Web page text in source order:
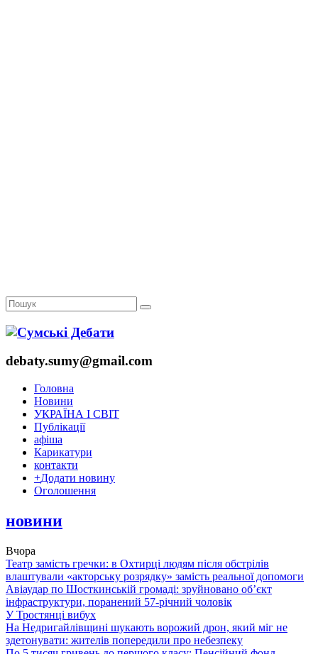
debaty.sumy@gmail.com
Головна
Новини
УКРАЇНА І СВІТ
Публікації
афіша
Карикатури
контакти
+Додати новину
Оголошення
новини
Вчора
Театр замість гречки: в Охтирці людям після обстрілів
влаштували «акторську розрядку» замість реальної допомоги
Авіаудар по Шосткинській громаді: зруйновано об’єкт
інфраструктури, поранений 57-річний чоловік
У Тростянці вибух
На Недригайлівщині шукають ворожий дрон, який міг не
здетонувати: жителів попередили про небезпеку